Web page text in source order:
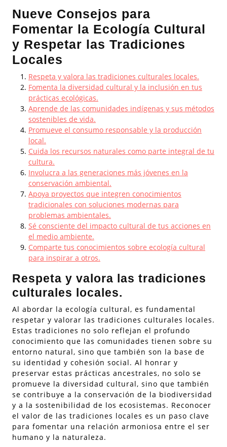
Nueve Consejos para
Fomentar la Ecología Cultural
y Respetar las Tradiciones
Locales
Respeta y valora las tradiciones culturales locales.
Fomenta la diversidad cultural y la inclusión en tus
prácticas ecológicas.
Aprende de las comunidades indígenas y sus métodos
sostenibles de vida.
Promueve el consumo responsable y la producción
local.
Cuida los recursos naturales como parte integral de tu
cultura.
Involucra a las generaciones más jóvenes en la
conservación ambiental.
Apoya proyectos que integren conocimientos
tradicionales con soluciones modernas para
problemas ambientales.
Sé consciente del impacto cultural de tus acciones en
el medio ambiente.
Comparte tus conocimientos sobre ecología cultural
para inspirar a otros.
Respeta y valora las tradiciones
culturales locales.
Al abordar la ecología cultural, es fundamental
respetar y valorar las tradiciones culturales locales.
Estas tradiciones no solo reflejan el profundo
conocimiento que las comunidades tienen sobre su
entorno natural, sino que también son la base de
su identidad y cohesión social. Al honrar y
preservar estas prácticas ancestrales, no solo se
promueve la diversidad cultural, sino que también
se contribuye a la conservación de la biodiversidad
y a la sostenibilidad de los ecosistemas. Reconocer
el valor de las tradiciones locales es un paso clave
para fomentar una relación armoniosa entre el ser
humano y la naturaleza.